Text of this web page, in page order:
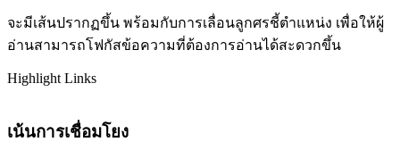
จะมีเส้นปรากฏขึ้น พร้อมกับการเลื่อนลูกศรชี้ตำแหน่ง เพื่อให้ผู้
อ่านสามารถโฟกัสข้อความที่ต้องการอ่านได้สะดวกขึ้น
Highlight Links
เน้นการเชื่อมโยง